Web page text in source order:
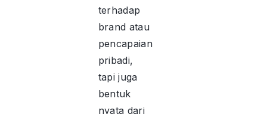
terhadap
brand atau
pencapaian
pribadi,
tapi juga
bentuk
nyata dari